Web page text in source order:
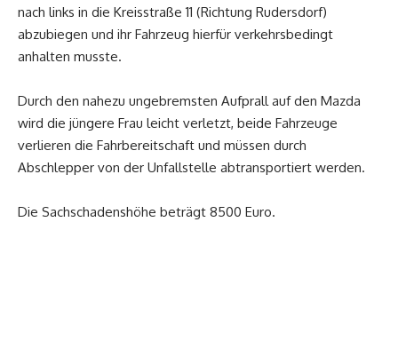
nach links in die Kreisstraße 11 (Richtung Rudersdorf)
abzubiegen und ihr Fahrzeug hierfür verkehrsbedingt
anhalten musste.
Durch den nahezu ungebremsten Aufprall auf den Mazda
wird die jüngere Frau leicht verletzt, beide Fahrzeuge
verlieren die Fahrbereitschaft und müssen durch
Abschlepper von der Unfallstelle abtransportiert werden.
Die Sachschadenshöhe beträgt 8500 Euro.